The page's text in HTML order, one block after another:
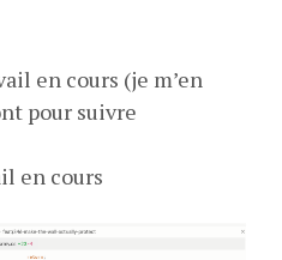
en cours (je m’en
pour suivre
en cours